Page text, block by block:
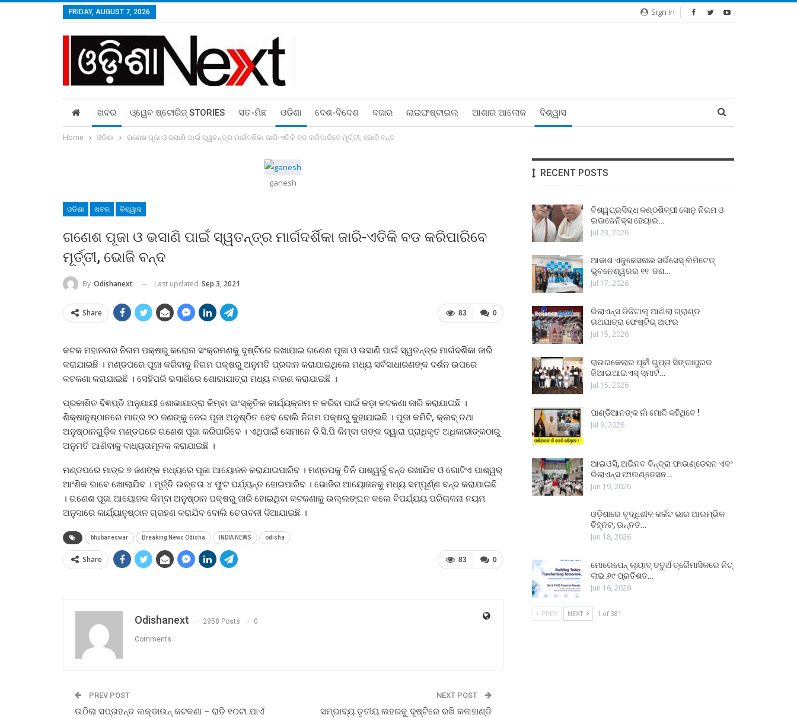
Sign In
FRIDAY, AUGUST 7, 2026
ଖବର ଓ୍ୱେବ ଷ୍ଟୋରିଜ୍‌ STORIES ସତ-ମିଛ ଓଡିଶା ଦେଶ-ବିଦେଶ ବଜାର ଲାଇଫଷ୍ଟାଇଲ ଆଶାର ଆଲୋକ ବିଶ୍ୱାସ
Home ଓଡିଶା ଗଣେଶ ପୂଜା ଓ ଭସାଣି ପାଇଁ ସ୍ୱତନ୍ତ୍ର ମାର୍ଗଦର୍ଶିକା ଜାରି-ଏତିକି ବଡ କରିପାରିବେ ମୂର୍ତ୍ତୀ, ଭୋଜି ବନ୍ଦ
ganesh
ଓଡିଶା ଖବର ବିଶ୍ୱାସ
ଗଣେଶ ପୂଜା ଓ ଭସାଣି ପାଇଁ ସ୍ୱତନ୍ତ୍ର ମାର୍ଗଦର୍ଶିକା ଜାରି-ଏତିକି ବଡ କରିପାରିବେ
ମୂର୍ତ୍ତୀ, ଭୋଜି ବନ୍ଦ
By Odishanext Last updated Sep 3, 2021
0
83
Share
କଟକ ମହାନଗର ନିଗମ ପକ୍ଷରୁ କରୋନା ସଂକ୍ରମଣକୁ ଦୃଷ୍ଟିରେ ରଖାଯାଇ ଗଣେଶ ପୂଜା ଓ ଭସାଣି ପାଇଁ ସ୍ୱତନ୍ତ୍ର ମାର୍ଗଦର୍ଶିକା ଜାରି
କରାଯାଇଛି । ମଣ୍ଡପରେ ପୂଜା କରିବାକୁ ନିଗମ ପକ୍ଷରୁ ଅନୁମତି ପ୍ରଦାନ କରାଯାଇଥିଲେ ମଧ୍ୟ ସର୍ବସାଧାରଣଙ୍କ ଦର୍ଶନ ଉପରେ
କଟକଣା କରାଯାଇଛି । ସେହିପରି ଭସାଣିରେ ଶୋଭାଯାତ୍ରା ମଧ୍ୟ ବାରଣ କରାଯାଇଛି ।
ପ୍ରକାଶିତ ବିଜ୍ଞପ୍ତି ଅନୁଯାୟୀ ଶୋଭାଯାତ୍ରା କିମ୍ବା ସାଂସ୍କୃତିକ କାର୍ଯ୍ୟକ୍ରମ ନ କରିବା ପାଇଁ କଡ଼ା କଟକଣା ଜାରି କରାଯାଇଛି ।
ଶିକ୍ଷାନୁଷ୍ଠାନରେ ମାତ୍ର ୨୦ ଜଣଙ୍କୁ ନେଇ ପୂଜା ଅନୁଷ୍ଠିତ ହେବ ବୋଲି ନିଗମ ପକ୍ଷରୁ କୁହାଯାଇଛି । ପୂଜା କମିଟି, କ୍ଲବ୍‍ ତଥା
ଅନୁଷ୍ଠାନଗୁଡ଼ିକ ମଣ୍ଡପରେ ଗଣେଶ ପୂଜା କରିପାରିବେ । ଏଥିପାଇଁ ସେମାନେ ଡି.ସି.ପି କିମ୍ବା ତାଙ୍କ ଦ୍ୱାରା ପ୍ରାଧିକୃତ ଅଧିକାରୀଙ୍କଠାରୁ
ଅନୁମତି ଆଣିବାକୁ ବାଧ୍ୟତାମୂଳକ କରାଯାଇଛି ।
ମଣ୍ଡପରେ ମାତ୍ର ୭ ଜଣଙ୍କ ମଧ୍ୟରେ ପୂଜା ଆୟୋଜନ କରାଯାଇପାରିବ । ମଣ୍ଡପକୁ ତିନି ପାଶ୍ୱର୍ରୁ ବନ୍ଦ ରଖାଯିବ ଓ ଗୋଟିଏ ପାଶ୍ୱର୍
ଆଂଶିକ ଭାବେ ଖୋଲାଯିବ । ମୂର୍ତ୍ତି ଉଚ୍ଚତା ୪ ଫୁଟ ପର୍ଯ୍ୟନ୍ତ ହୋଇପାରିବ । ଭୋଜିର ଆୟୋଜନକୁ ମଧ୍ୟ ସମ୍ପୂର୍ଣ୍ଣ ବନ୍ଦ କରାଯାଇଛି
। ଗଣେଶ ପୂଜା ଆୟୋଜକ କିମ୍ବା ଅନୁଷ୍ଠାନ ପକ୍ଷରୁ ଜାରି ହୋଇଥିବା କଟକଣାକୁ ଉଲ୍ଲଙ୍ଘନ କଲେ ବିପର୍ଯ୍ୟୟ ପରିଚାଳନା ନୟମ
ଅନୁସାରେ କାର୍ଯ୍ୟାନୁଷ୍ଠାନ ଗ୍ରହଣ କରାଯିବ ବୋଲି ଚେତାବନୀ ଦିଆଯାଇଛି ।
bhubaneswar Breaking News Odisha INDIA NEWS odisha
0
83
Share
Odishanext 2958 Posts 0
Comments
PREV POST
ଉଠିଲା ସପ୍ତାହନ୍ତ ଲକ୍‌ଡାଉନ୍‌ କଟକଣା – ରାତି ୧୦ଟା ଯାଏଁ
NEXT POST
ସମ୍ଭାବ୍ୟ ତୃତୀୟ ଲହରକୁ ଦୃଷ୍ଟିରେ ରଖି କଳାହାଣ୍ଡି
RECENT POSTS
ବିଶ୍ୱପ୍ରସିଦ୍ଧ କଣ୍ଠଶିଳ୍ପୀ ସୋନୁ ନିଗମ ଓ
ଇଉଜେନିକ୍ସ ହେୟାର…
Jul 23, 2026
ଆକାଶ ଏଜୁକେସନାଲ ସର୍ଭିସେସ୍ ଲିମିଟେଡ୍
ଭୁବନେଶ୍ୱରର ୧୧ ଜଣ…
Jul 17, 2026
ରିଲାଏନ୍ସ ଡିଜିଟାଲ୍ ଆଣିଲା ଗ୍ରାଣ୍ଡ
ରଥଯାତ୍ରା ଫେଷ୍ଟିଭ୍ ଅଫର
Jul 15, 2026
ରାଉରକେଲାର ପୂର୍ବୀ ଗୁପ୍ତା ସିଙ୍ଗାପୁରର
ଜିଆଇଆଇଏସ୍ ସ୍ମାର୍ଟ…
Jul 15, 2026
ପାଣ୍ଡିଆନଙ୍କ ନାଁ ମୋଦି କହିଥିବେ !
Jul 9, 2026
ଆଇଓସି, ଅଭିନବ ବିନ୍ଦ୍ରା ଫାଉଣ୍ଡେସନ ଏବଂ
ରିଲାଏନ୍ସ ଫାଉଣ୍ଡେସନ…
Jun 19, 2026
ଓଡ଼ିଶାରେ ବୃଦ୍ଧିଶୀଳ କର୍କଟ ଭାର ଆରମ୍ଭିକ
ଚିହ୍ନଟ, ଉନ୍ନତ…
Jun 18, 2026
ମୋରେପେନ୍ ଲ୍ୟାବ୍ ଚତୁର୍ଥ ତ୍ରୈମାସିକରେ ନିଟ୍
ଲାଭ ୬୯ ପ୍ରତିଶତ…
Jun 16, 2026
PREV NEXT 1 of 381